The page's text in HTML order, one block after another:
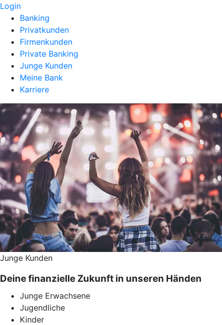
Login
Banking
Privatkunden
Firmenkunden
Private Banking
Junge Kunden
Meine Bank
Karriere
Junge Kunden
Deine finanzielle Zukunft in unseren Händen
Junge Erwachsene
Jugendliche
Kinder